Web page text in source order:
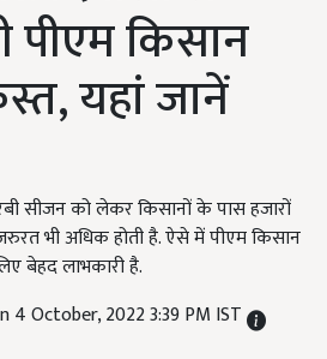
किसान
यहां जानें
सीजन को लेकर किसानों के पास हजारों
भी अधिक होती है. ऐसे में पीएम किसान
बेहद लाभकारी है.
4 October, 2022 3:39 PM IST